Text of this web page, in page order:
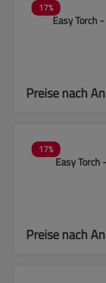
17%
Easy Torch
Preise nach
17%
Easy Torch
Preise nach